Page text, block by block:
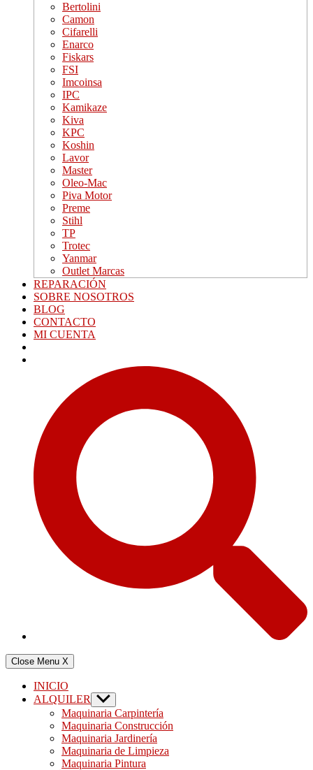
Bertolini
Camon
Cifarelli
Enarco
Fiskars
FSI
Imcoinsa
IPC
Kamikaze
Kiva
KPC
Koshin
Lavor
Master
Oleo-Mac
Piva Motor
Preme
Stihl
TP
Trotec
Yanmar
Outlet Marcas
REPARACIÓN
SOBRE NOSOTROS
BLOG
CONTACTO
MI CUENTA
Close Menu X
INICIO
ALQUILER
Show
sub
menu
Maquinaria Carpintería
Maquinaria Construcción
Maquinaria Jardinería
Maquinaria de Limpieza
Maquinaria Pintura